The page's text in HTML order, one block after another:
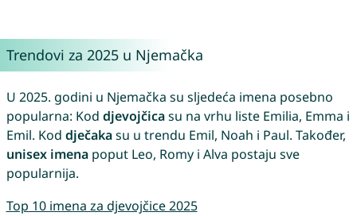
Trendovi za 2025 u Njemačka
U 2025. godini u Njemačka su sljedeća imena posebno
popularna: Kod djevojčicasu na vrhu liste Emilia, Emma i
Emil. Kod dječakasu u trendu Emil, Noah i Paul. Također,
unisex imenapoput Leo, Romy i Alva postaju sve
popularnija.
Top 10 imena za djevojčice 2025